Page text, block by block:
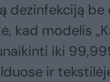
dezinfekciją be
kad modelis
iki
ir